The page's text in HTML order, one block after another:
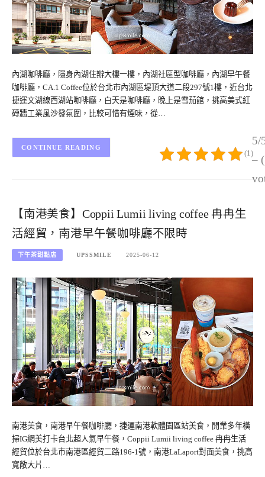
內湖咖啡廳，隱身內湖住辦大樓一樓，內湖社區型咖啡廳，內湖早午餐
咖啡廳，CA.1 Coffee位於台北市內湖區堤頂大道二段297號1樓，近台北
捷運文湖線西湖站咖啡廳，白天是咖啡廳，晚上是雪茄館，挑高美式紅
磚牆工業風沙發氛圍，比較可惜有煙味，從…
5/
–
(1)
CONTINUE READING
【南港美食】Coppii Lumii living coffee 冉冉生
活經貿，南港早午餐咖啡廳不限時
下午茶甜點店 UPSSMILE 2025-06-12
南港美食，南港早午餐咖啡廳，捷運南港軟體園區站美食，開業多年橫
掃IG網美打卡台北超人氣早午餐，Coppii Lumii living coffee 冉冉生活
經貿位於台北市南港區經貿二路196-1號，南港LaLaport對面美食，挑高
寬敞大片…